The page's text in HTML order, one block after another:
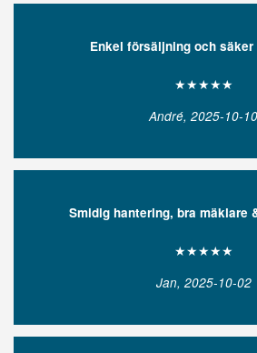
Enkel försäljning och
★★★★★
André, 2025-10-10
Smidig hantering, bra mäklare
★★★★★
Jan, 2025-10-02